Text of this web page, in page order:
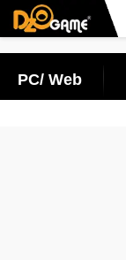
PC/ Web